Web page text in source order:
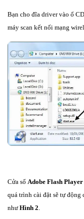
Bạn cho đĩa driver vào ổ
máy scan kết nối mạng
Cửa sổ Adobe Flash Player
quá trình cài đặt sẽ tự động
như Hình 2.